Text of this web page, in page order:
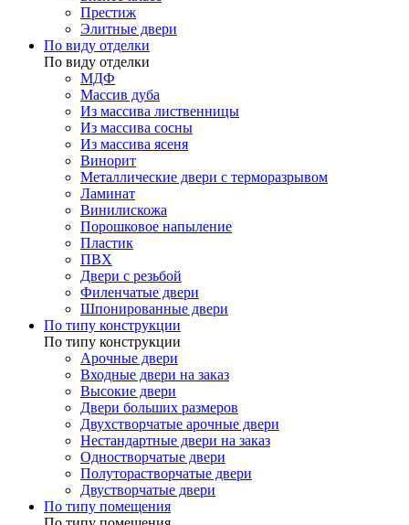
Престиж
Элитные двери
По виду отделки
По виду отделки
МДФ
Массив дуба
Из массива лиственницы
Из массива сосны
Из массива ясеня
Винорит
Металлические двери с терморазрывом
Ламинат
Винилискожа
Порошковое напыление
Пластик
ПВХ
Двери с резьбой
Филенчатые двери
Шпонированные двери
По типу конструкции
По типу конструкции
Арочные двери
Входные двери на заказ
Высокие двери
Двери больших размеров
Двухстворчатые арочные двери
Нестандартные двери на заказ
Одностворчатые двери
Полуторастворчатые двери
Двустворчатые двери
По типу помещения